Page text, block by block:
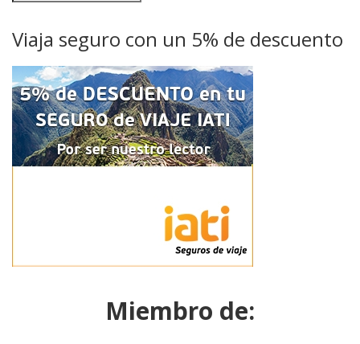
Viaja seguro con un 5% de descuento
Miembro de: